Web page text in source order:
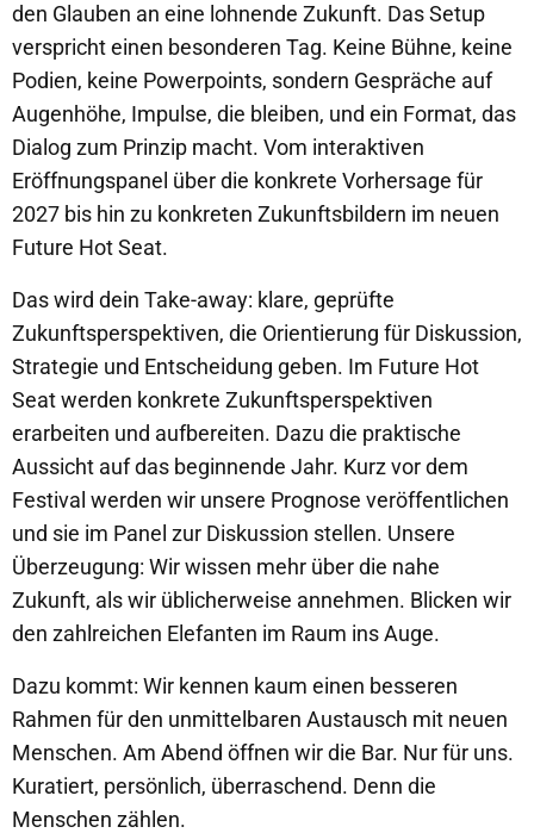
den Glauben an eine lohnende Zukunft. Das Setup
verspricht einen besonderen Tag. Keine Bühne, keine
Podien, keine Powerpoints, sondern Gespräche auf
Augenhöhe, Impulse, die bleiben, und ein Format, das
Dialog zum Prinzip macht. Vom interaktiven
Eröffnungspanel über die konkrete Vorhersage für
2027 bis hin zu konkreten Zukunftsbildern im neuen
Future Hot Seat.
Das wird dein Take-away: klare, geprüfte
Zukunftsperspektiven, die Orientierung für Diskussion,
Strategie und Entscheidung geben. Im Future Hot
Seat werden konkrete Zukunftsperspektiven
erarbeiten und aufbereiten. Dazu die praktische
Aussicht auf das beginnende Jahr. Kurz vor dem
Festival werden wir unsere Prognose veröffentlichen
und sie im Panel zur Diskussion stellen. Unsere
Überzeugung: Wir wissen mehr über die nahe
Zukunft, als wir üblicherweise annehmen. Blicken wir
den zahlreichen Elefanten im Raum ins Auge.
Dazu kommt: Wir kennen kaum einen besseren
Rahmen für den unmittelbaren Austausch mit neuen
Menschen. Am Abend öffnen wir die Bar. Nur für uns.
Kuratiert, persönlich, überraschend. Denn die
Menschen zählen.